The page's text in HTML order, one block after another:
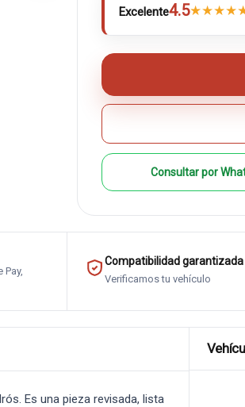
Excelente4.5★★★★
Consultar por
Compatibilidad garantizada
Verificamos tu vehículo
Es una pieza revisada, lista